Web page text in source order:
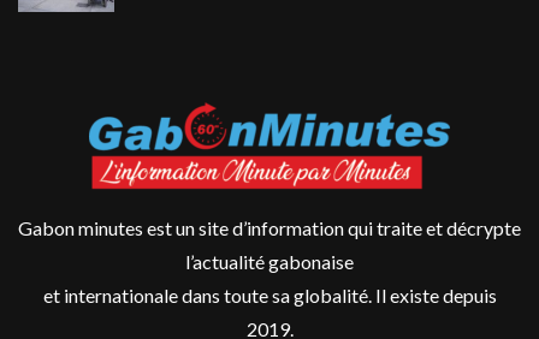
Gabon minutes est un site d’information qui traite et décrypte
l’actualité gabonaise
et internationale dans toute sa globalité. Il existe depuis
2019.